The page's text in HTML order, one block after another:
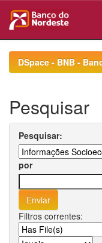
navigationDSpace - BNB -
Pesquisar
Pesquisar:
por
Filtros correntes: